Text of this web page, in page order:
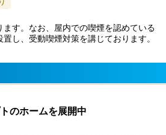
す。なお、屋内での喫煙を認めている
し、受動喫煙対策を講じております。
のホームを展開中